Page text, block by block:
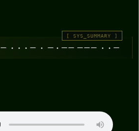
・・・ー ・ ー・ーー ーーー ・・ー